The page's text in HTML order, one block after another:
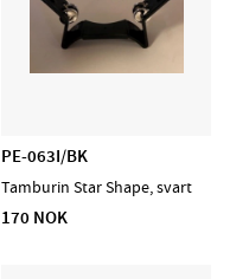
PE-063I/BK
Tamburin Star Shape, svart
170 NOK